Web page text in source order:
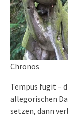
Chronos
Tempus fugit –
allegorischen
setzen, dann